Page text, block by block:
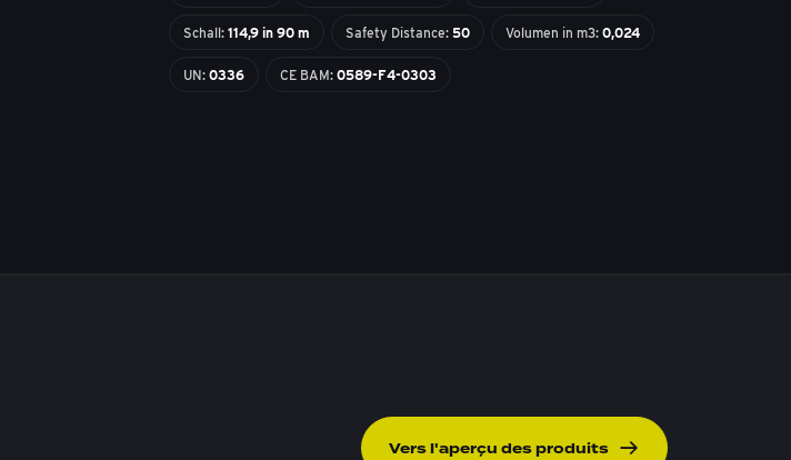
Schall:114,9 in 90 m Safety Distance:50 Volumen in m3:0,024
UN:0336 CE BAM:0589-F4-0303
Vers l'aperçu des produits